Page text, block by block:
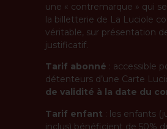
une « contremarque » qui
la billetterie de La Luciole
véritable, sur présentation
justificatif.
Tarif abonné : accessible
détenteurs d’une Carte
de validité à la date du
Tarif enfant : les enfants
inclus) bénéficient de 50%